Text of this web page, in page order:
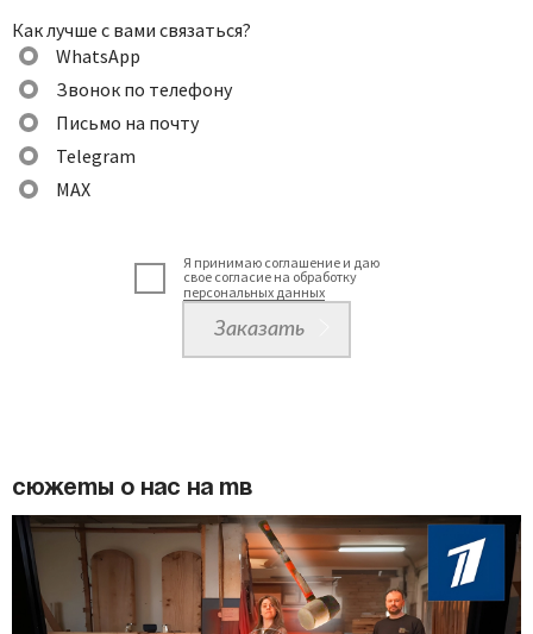
Как лучше с вами связаться?
WhatsApp
Звонок по телефону
Письмо на почту
Telegram
MAX
Я принимаю соглашение и даю
свое согласие на обработку
персональных данных
Заказать
Сюжеты о нас на ТВ